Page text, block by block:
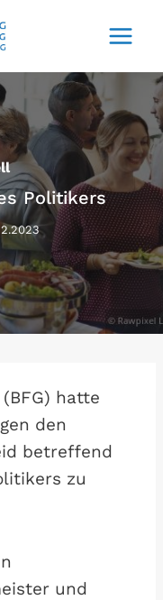
Politikers
hatte
den
betreffend
zu
und